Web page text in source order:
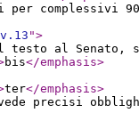
complessivi
">
testo al Senato,
bis</emphasis>
ter</emphasis>
precisi